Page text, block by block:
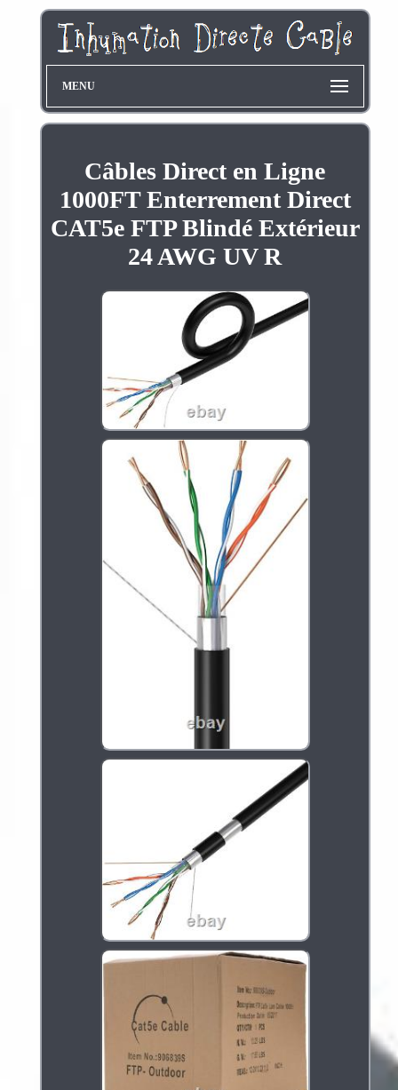
MENU
Câbles Direct en Ligne
1000FT Enterrement Direct
CAT5e FTP Blindé Extérieur
24 AWG UV R